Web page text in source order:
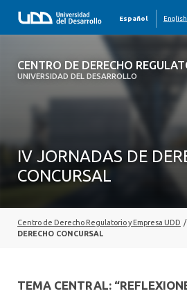
CENTRO DE DERECHO
UNIVERSIDAD DEL DESARROLLO
Español English
CENTRO DE DERECHO
EMPRESA UDD
ÁREAS DE ESTUDIO
PUBLICACIONES
IV JORNADAS DE
CONCURSAL
Centro de Derecho Regulatorio y Empresa UDD /
DERECHO CONCURSAL
TEMA CENTRAL: